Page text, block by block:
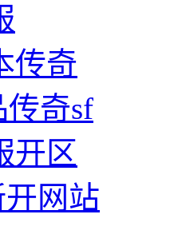
传奇
传奇sf
开区
网站